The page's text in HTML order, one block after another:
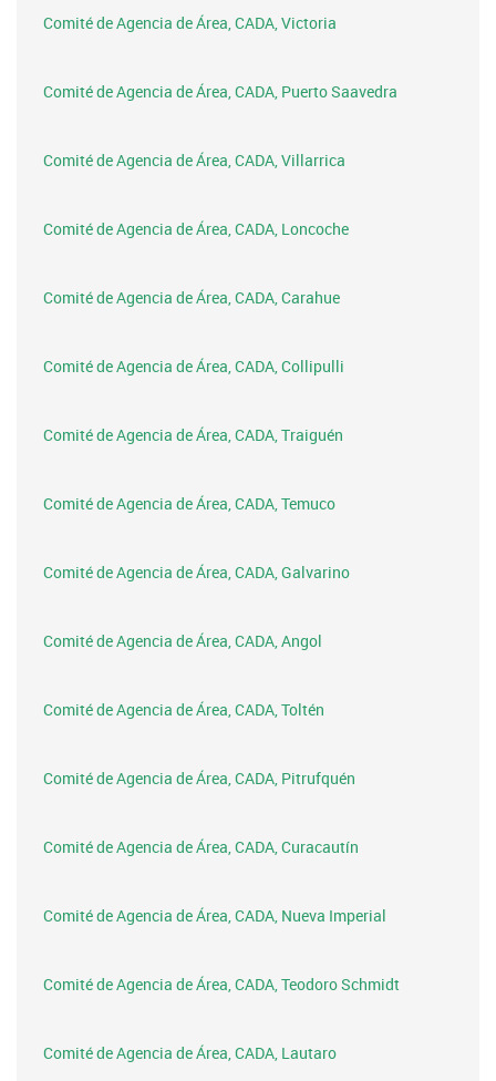
Comité de Agencia de Área, CADA, Victoria
Comité de Agencia de Área, CADA, Puerto Saavedra
Comité de Agencia de Área, CADA, Villarrica
Comité de Agencia de Área, CADA, Loncoche
Comité de Agencia de Área, CADA, Carahue
Comité de Agencia de Área, CADA, Collipulli
Comité de Agencia de Área, CADA, Traiguén
Comité de Agencia de Área, CADA, Temuco
Comité de Agencia de Área, CADA, Galvarino
Comité de Agencia de Área, CADA, Angol
Comité de Agencia de Área, CADA, Toltén
Comité de Agencia de Área, CADA, Pitrufquén
Comité de Agencia de Área, CADA, Curacautín
Comité de Agencia de Área, CADA, Nueva Imperial
Comité de Agencia de Área, CADA, Teodoro Schmidt
Comité de Agencia de Área, CADA, Lautaro